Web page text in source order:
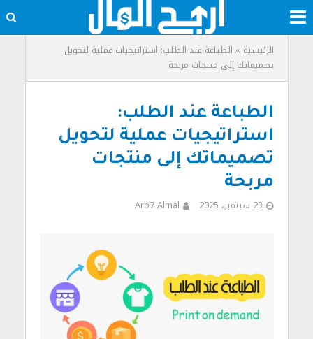
الرئيسية » الطباعة عند الطلب: استراتيجيات عملية لتحويل
تصميماتك إلى منتجات مربحة
الطباعة عند الطلب:
استراتيجيات عملية لتحويل
تصميماتك إلى منتجات
مربحة
23 سبتمبر، 2025 Arb7 Almal